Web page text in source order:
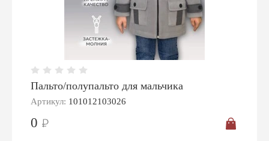
Пальто/полупальто для мальчика
Артикул: 101012103026
0